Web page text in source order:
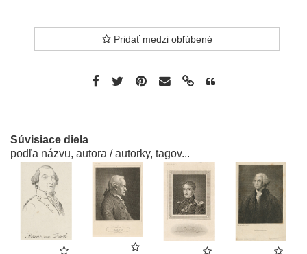
Pridať medzi obľúbené
Súvisiace diela
podľa názvu, autora / autorky, tagov...